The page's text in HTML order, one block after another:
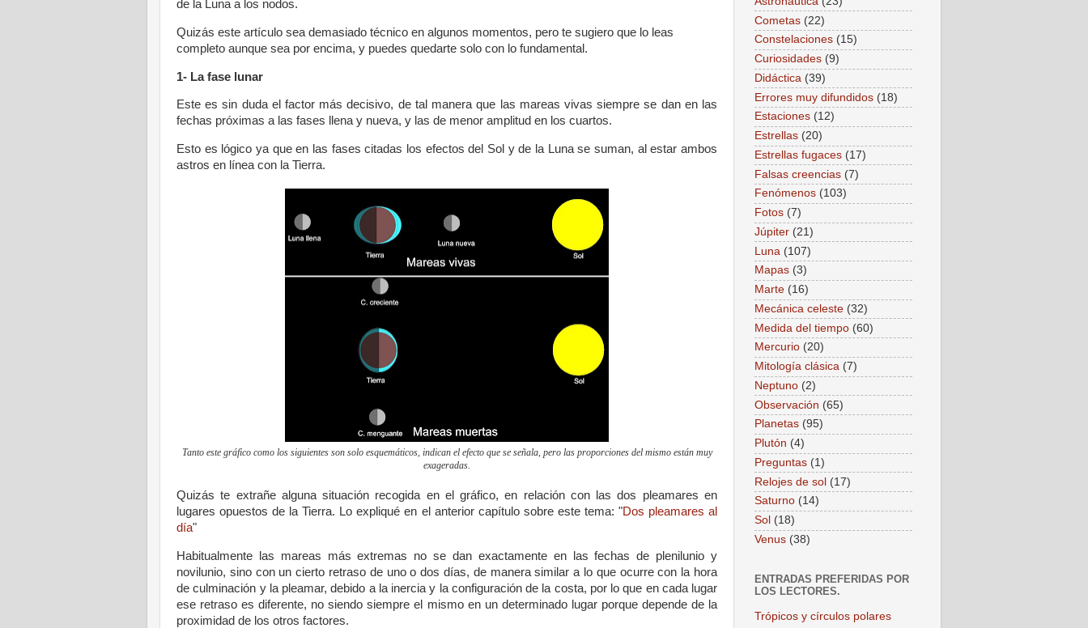
de la Luna a los nodos.
Quizás este artículo sea demasiado técnico en algunos momentos, pero te sugiero que lo leas
completo aunque sea por encima, y puedes quedarte solo con lo fundamental.
1- La fase lunar
Este es sin duda el factor más decisivo, de tal manera que las mareas vivas siempre se dan en las
fechas próximas a las fases llena y nueva, y las de menor amplitud en los cuartos.
Esto es lógico ya que en las fases citadas los efectos del Sol y de la Luna se suman, al estar ambos
astros en línea con la Tierra.
Tanto este gráfico como los siguientes son solo esquemáticos, indican el efecto que se señala, pero las proporciones del mismo están muy
exageradas.
Quizás te extrañe alguna situación recogida en el gráfico, en relación con las dos pleamares en
lugares opuestos de la Tierra. Lo expliqué en el anterior capítulo sobre este tema: "Dos pleamares al
día"
Habitualmente las mareas más extremas no se dan exactamente en las fechas de plenilunio y
novilunio, sino con un cierto retraso de uno o dos días, de manera similar a lo que ocurre con la hora
de culminación y la pleamar, debido a la inercia y la configuración de la costa, por lo que en cada lugar
ese retraso es diferente, no siendo siempre el mismo en un determinado lugar porque depende de la
proximidad de los otros factores.
Cometas (22)
Constelaciones (15)
Curiosidades (9)
Didáctica (39)
Errores muy difundidos (18)
Estaciones (12)
Estrellas (20)
Estrellas fugaces (17)
Falsas creencias (7)
Fenómenos (103)
Fotos (7)
Júpiter (21)
Luna (107)
Mapas (3)
Marte (16)
Mecánica celeste (32)
Medida del tiempo (60)
Mercurio (20)
Mitología clásica (7)
Neptuno (2)
Observación (65)
Planetas (95)
Plutón (4)
Preguntas (1)
Relojes de sol (17)
Saturno (14)
Sol (18)
Venus (38)
ENTRADAS PREFERIDAS POR
LOS LECTORES.
Trópicos y círculos polares